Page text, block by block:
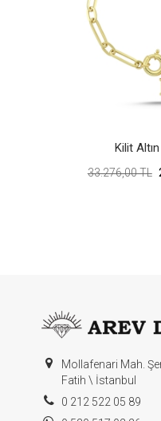
Kilit
33.276,00 TL
Mollafenari Mah.
Fatih \ İstanbul
0 212 522 05 89